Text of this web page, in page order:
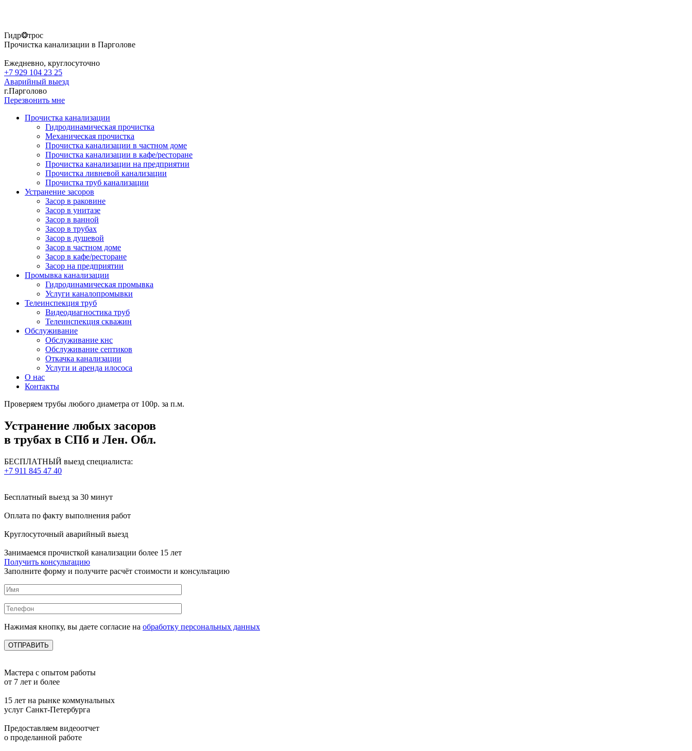
Гидр❂трос
Прочистка канализации в Парголове
Ежедневно, круглосуточно
+7 929 104 23 25
Аварийный выезд
г.Парголово
Перезвонить мне
Прочистка канализации
Гидродинамическая прочистка
Механическая прочистка
Прочистка канализации в частном доме
Прочистка канализации в кафе/ресторане
Прочистка канализации на предприятии
Прочистка ливневой канализации
Прочистка труб канализации
Устранение засоров
Засор в раковине
Засор в унитазе
Засор в ванной
Засор в трубах
Засор в душевой
Засор в частном доме
Засор в кафе/ресторане
Засор на предприятии
Промывка канализации
Гидродинамическая промывка
Услуги каналопромывки
Телеинспекция труб
Видеодиагностика труб
Телеинспекция скважин
Обслуживание
Обслуживание кнс
Обслуживание септиков
Откачка канализации
Услуги и аренда илососа
О нас
Контакты
Проверяем трубы любого диаметра от 100р. за п.м.
Устранение любых засоров
в трубах в СПб и Лен. Обл.
БЕСПЛАТНЫЙ выезд специалиста:
+7 911 845 47 40
Бесплатный выезд за 30 минут
Оплата по факту выполнения работ
Круглосуточный аварийный выезд
Занимаемся прочисткой канализации более 15 лет
Получить консультацию
Заполните форму и получите расчёт стоимости и консультацию
Нажимая кнопку, вы даете согласие на обработку персональных данных
Мастера с опытом работы
от 7 лет и более
15 лет на рынке коммунальных
услуг Санкт-Петербурга
Предоставляем видеоотчет
о проделанной работе